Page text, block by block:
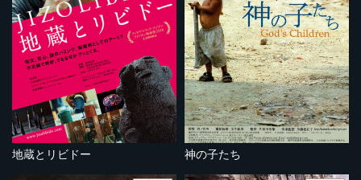
地蔵とリビドー 神の子たち